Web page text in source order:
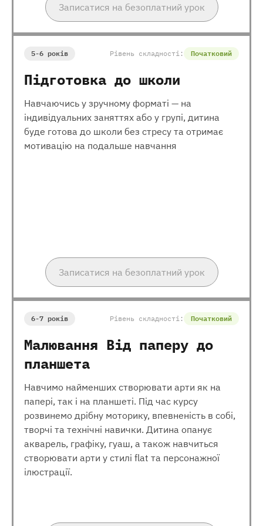
Записатися на безоплатний урок
5-6 років Рівень складності: Початковий
Підготовка до школи
Навчаючись у зручному форматі — на
індивідуальних заняттях або у групі, дитина
буде готова до школи без стресу та отримає
мотивацію на подальше навчання
Записатися на безоплатний урок
6-7 років Рівень складності: Початковий
Малювання Від паперу до
планшета
Навчимо найменших створювати арти як на
папері, так і на планшеті. Під час курсу
розвинемо дрібну моторику, впевненість в собі,
творчі та технічні навички. Дитина опанує
акварель, графіку, гуаш, а також навчиться
створювати арти у стилі flat та персонажної
ілюстрації.